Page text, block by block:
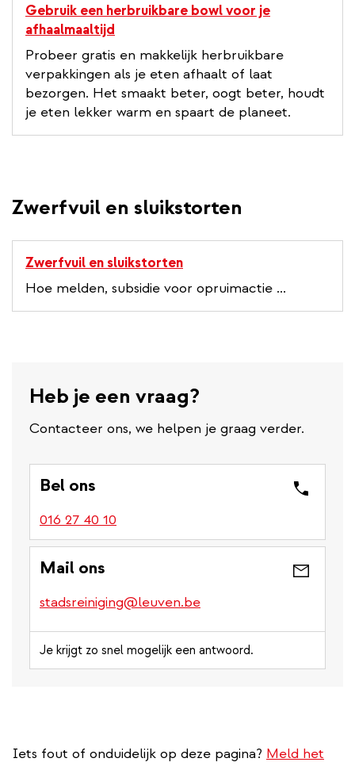
a
l
l
i
n
k
Gebruik een herbruikbare bowl voor je
afhaalmaaltijd
Probeer gratis en makkelijk herbruikbare
verpakkingen als je eten afhaalt of laat
bezorgen. Het smaakt beter, oogt beter, houdt
je eten lekker warm en spaart de planeet.
Zwerfvuil en sluikstorten
Zwerfvuil en sluikstorten
Hoe melden, subsidie voor opruimactie ...
Heb je een vraag?
Contacteer ons, we helpen je graag verder.
Bel ons
016 27 40 10
Mail ons
stadsreiniging@leuven.be
Je krijgt zo snel mogelijk een antwoord.
Iets fout of onduidelijk op deze pagina? Meld het